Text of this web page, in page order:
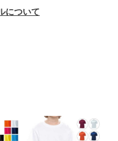
について